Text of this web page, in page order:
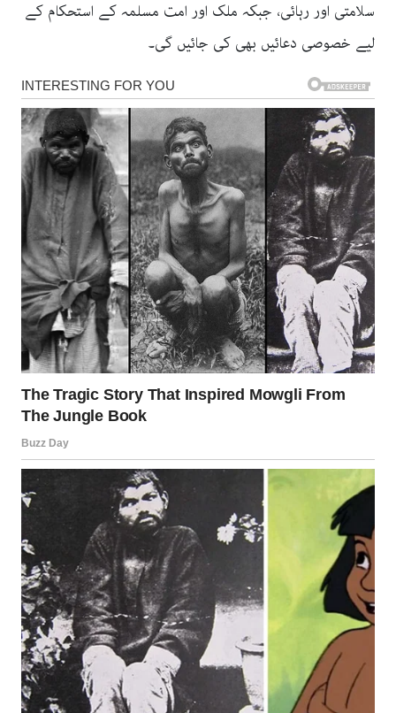
سلامتی اور رہائی، جبکہ ملک اور امت مسلمہ کے استحکام کے
لیے خصوصی دعائیں بھی کی جائیں گی۔